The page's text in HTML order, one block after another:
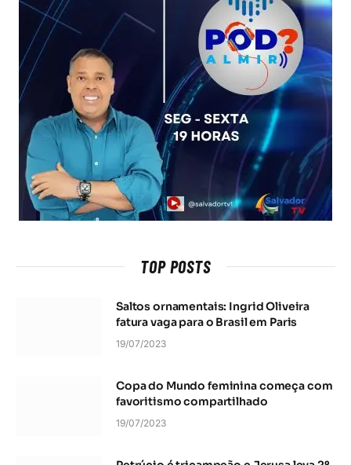
TOP POSTS
Saltos ornamentais: Ingrid Oliveira
fatura vaga para o Brasil em Paris
19/07/2023
Copa do Mundo feminina começa com
favoritismo compartilhado
19/07/2023